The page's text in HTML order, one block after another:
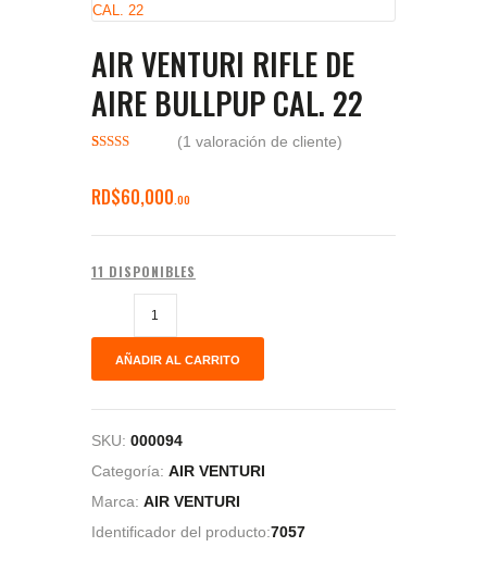
TIENDA
AIR VENTURI RIFLE DE
AIRE BULLPUP CAL. 22
de 5 en
base a
n de un
(1 valoración de cliente)
RD$60,000 00
11 DISPONIBLES
AÑADIR AL CARRITO
SKU: 000094
Categoría: AIR VENTURI
Marca: AIR VENTURI
Identificador del producto:7057